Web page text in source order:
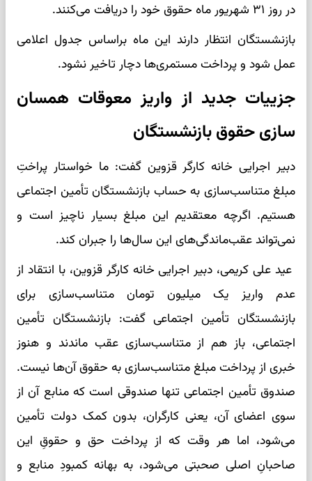
در روز ۳۱ شهریور ماه حقوق خود را دریافت می‌کنند.
بازنشستگان انتظار دارند این ماه براساس جدول اعلامی
عمل شود و پرداخت مستمری‌ها دچار تاخیر نشود.
جزییات جدید از واریز معوقات همسان
سازی حقوق بازنشستگان
دبیر اجرایی خانه کارگر قزوین گفت: ما خواستار پراختِ
مبلغ متناسب‎‌سازی به حساب بازنشستگان تأمین اجتماعی
هستیم. اگرچه معتقدیم این مبلغ بسیار ناچیز است و
نمی‌تواند عقب‌ماندگی‌های این سال‌ها را جبران کند.
عید علی کریمی، دبیر اجرایی خانه کارگر قزوین، با انتقاد از
عدم واریز یک میلیون تومان متناسب‌سازی برای
بازنشستگان تأمین اجتماعی گفت: بازنشستگان تأمین
اجتماعی، باز هم از متناسب‌سازی عقب ماندند و هنوز
خبری از پرداخت مبلغ متناسب‌سازی به حقوق آن‌ها نیست.
صندوق تأمین اجتماعی تنها صندوقی است که منابع آن از
سوی اعضای آن، یعنی کارگران، بدون کمک دولت تأمین
می‌شود، اما هر وقت که از پرداخت حق و حقوقِ این
صاحبانِ اصلی صحبتی می‌شود، به بهانه کمبودِ منابع و